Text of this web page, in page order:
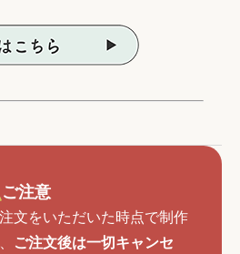
ご注意
文をいただいた時点で制作
ご注文後は一切キャンセ